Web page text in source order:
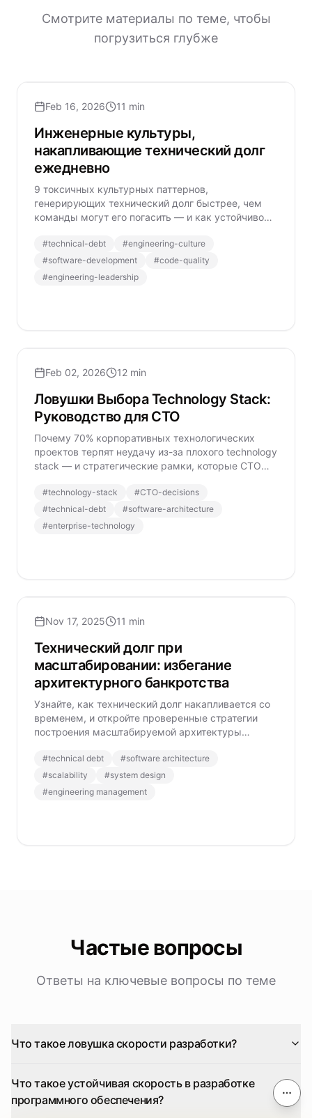
Смотрите материалы по теме, чтобы
погрузиться глубже
Feb 16, 2026 11 min
Инженерные культуры,
накапливающие технический долг
ежедневно
9 токсичных культурных паттернов,
генерирующих технический долг быстрее, чем
команды могут его погасить — и как устойчиво
#technical-debt #engineering-culture
#software-development #code-quality
#engineering-leadership
Feb 02, 2026 12 min
Ловушки Выбора Technology Stack:
Руководство для CTO
Почему 70% корпоративных технологических
проектов терпят неудачу из-за плохого technology
stack — и стратегические рамки, которые CTO
ошибок.
#technology-stack #CTO-decisions
#technical-debt #software-architecture
#enterprise-technology
Nov 17, 2025 11 min
Технический долг при
масштабировании: избегание
архитектурного банкротства
Узнайте, как технический долг накапливается со
временем, и откройте проверенные стратегии
построения масштабируемой архитектуры
роста.
#technical debt #software architecture
#scalability #system design
#engineering management
Частые вопросы
Ответы на ключевые вопросы по теме
Что такое ловушка скорости разработки?
Что такое устойчивая скорость в разработке
программного обеспечения?